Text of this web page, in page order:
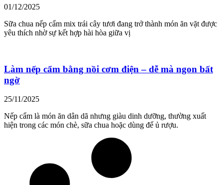
01/12/2025
Sữa chua nếp cẩm mix trái cây tươi đang trở thành món ăn vặt được
yêu thích nhờ sự kết hợp hài hòa giữa vị
Làm nếp cẩm bằng nồi cơm điện – dễ mà ngon bất
ngờ
25/11/2025
Nếp cẩm là món ăn dân dã nhưng giàu dinh dưỡng, thường xuất
hiện trong các món chè, sữa chua hoặc dùng để ủ rượu.